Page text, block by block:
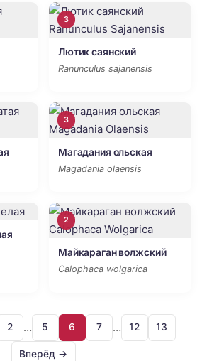
3
Лютик саянский
Ranunculus sajanensis
3
Магадания ольская
Magadania olaensis
2
Майкараган волжский
Calophaca wolgarica
2 … 5 6 7 … 12 13
Вперёд →